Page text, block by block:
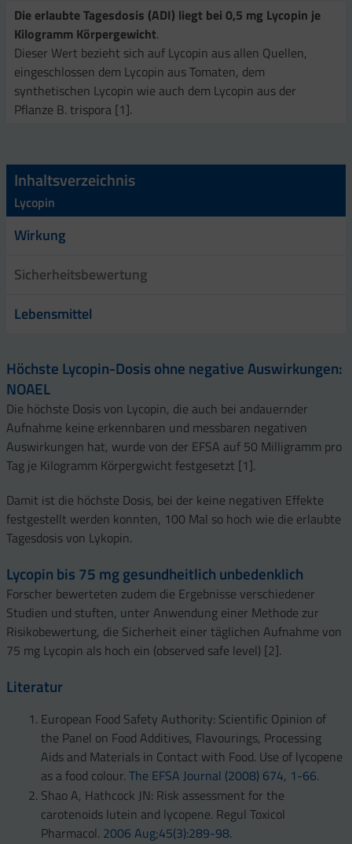
Die erlaubte Tagesdosis (ADI) liegt bei 0,5 mg Lycopin je
Kilogramm Körpergewicht.
Dieser Wert bezieht sich auf Lycopin aus allen Quellen,
eingeschlossen dem Lycopin aus Tomaten, dem
synthetischen Lycopin wie auch dem Lycopin aus der
Pflanze B. trispora [1].
Inhaltsverzeichnis
Lycopin
Wirkung
Sicherheitsbewertung
Lebensmittel
Höchste Lycopin-Dosis ohne negative Auswirkungen:
NOAEL
Die höchste Dosis von Lycopin, die auch bei andauernder
Aufnahme keine erkennbaren und messbaren negativen
Auswirkungen hat, wurde von der EFSA auf 50 Milligramm pro
Tag je Kilogramm Körpergwicht festgesetzt [1].
Damit ist die höchste Dosis, bei der keine negativen Effekte
festgestellt werden konnten, 100 Mal so hoch wie die erlaubte
Tagesdosis von Lykopin.
Lycopin bis 75 mg gesundheitlich unbedenklich
Forscher bewerteten zudem die Ergebnisse verschiedener
Studien und stuften, unter Anwendung einer Methode zur
Risikobewertung, die Sicherheit einer täglichen Aufnahme von
75 mg Lycopin als hoch ein (observed safe level) [2].
Literatur
European Food Safety Authority: Scientific Opinion of
the Panel on Food Additives, Flavourings, Processing
Aids and Materials in Contact with Food. Use of lycopene
as a food colour. The EFSA Journal (2008) 674, 1-66.
Shao A, Hathcock JN: Risk assessment for the
carotenoids lutein and lycopene. Regul Toxicol
Pharmacol. 2006 Aug;45(3):289-98.